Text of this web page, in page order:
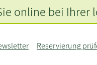
Reservierung
online bei Ihrer